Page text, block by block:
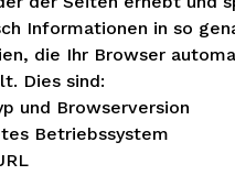
Informationen in so
die Ihr Browser
Dies sind:
und Browserversion
Betriebssystem